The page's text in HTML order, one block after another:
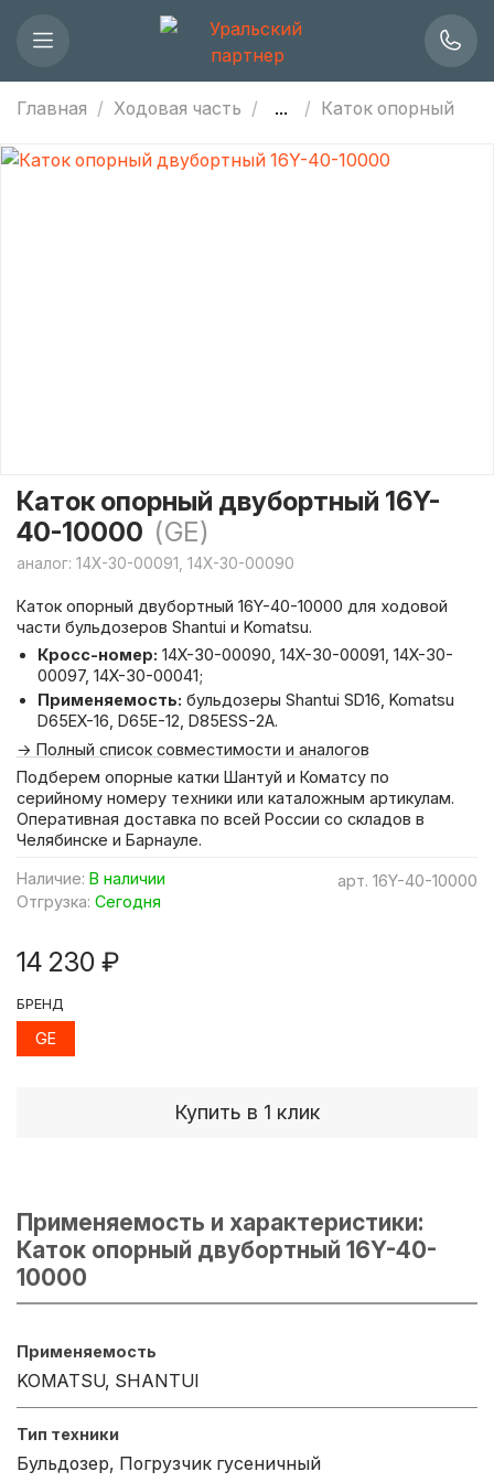
Главная Ходовая часть ... Каток опорный
арт. 16Y-40-10000
Наличие: В наличии
Отгрузка: Сегодня
Каток опорный двубортный 16Y-
40-10000 (GE)
аналог: 14X-30-00091, 14X-30-00090
14 230 ₽
Купить в 1 клик
БРЕНД
GE
Каток опорный двубортный 16Y-40-10000 для ходовой
части бульдозеров Shantui и Komatsu.
Кросс-номер: 14X-30-00090, 14X-30-00091, 14X-30-
00097, 14X-30-00041;
Применяемость: бульдозеры Shantui SD16, Komatsu
D65EX-16, D65E-12, D85ESS-2A.
→ Полный список совместимости и аналогов
Подберем опорные катки Шантуй и Коматсу по
серийному номеру техники или каталожным артикулам.
Оперативная доставка по всей России со складов в
Челябинске и Барнауле.
Применяемость и характеристики:
Каток опорный двубортный 16Y-40-
10000
Применяемость
KOMATSU, SHANTUI
Тип техники
Бульдозер, Погрузчик гусеничный